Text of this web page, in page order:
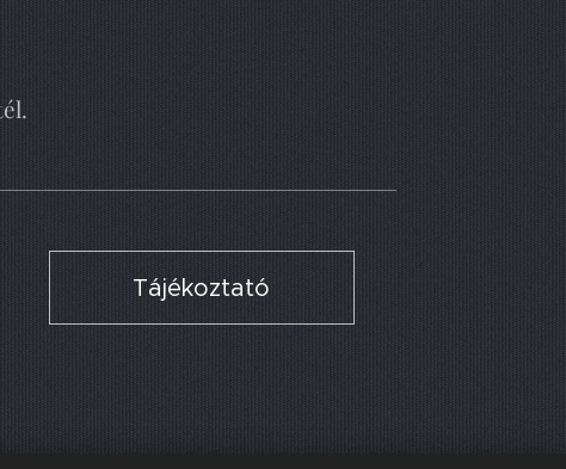
Tájékoztató